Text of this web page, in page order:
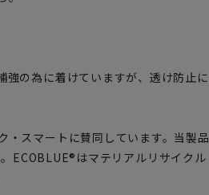
強の為に着けていますが、透け防止に
・スマートに賛同しています。当製品
ECOBLUE®はマテリアルリサイクル